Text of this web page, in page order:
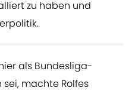
zu haben und
als Bundesliga-
machte Rolfes